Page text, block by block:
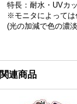
特長：耐水・UVカ
※モニタによっては
(光の加減で色の濃
関連商品